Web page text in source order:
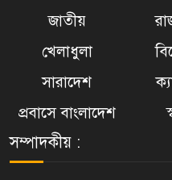
জাতীয়
খেলাধুলা
সারাদেশ
প্রবাসে বাংলাদেশ
সম্পাদকীয় :